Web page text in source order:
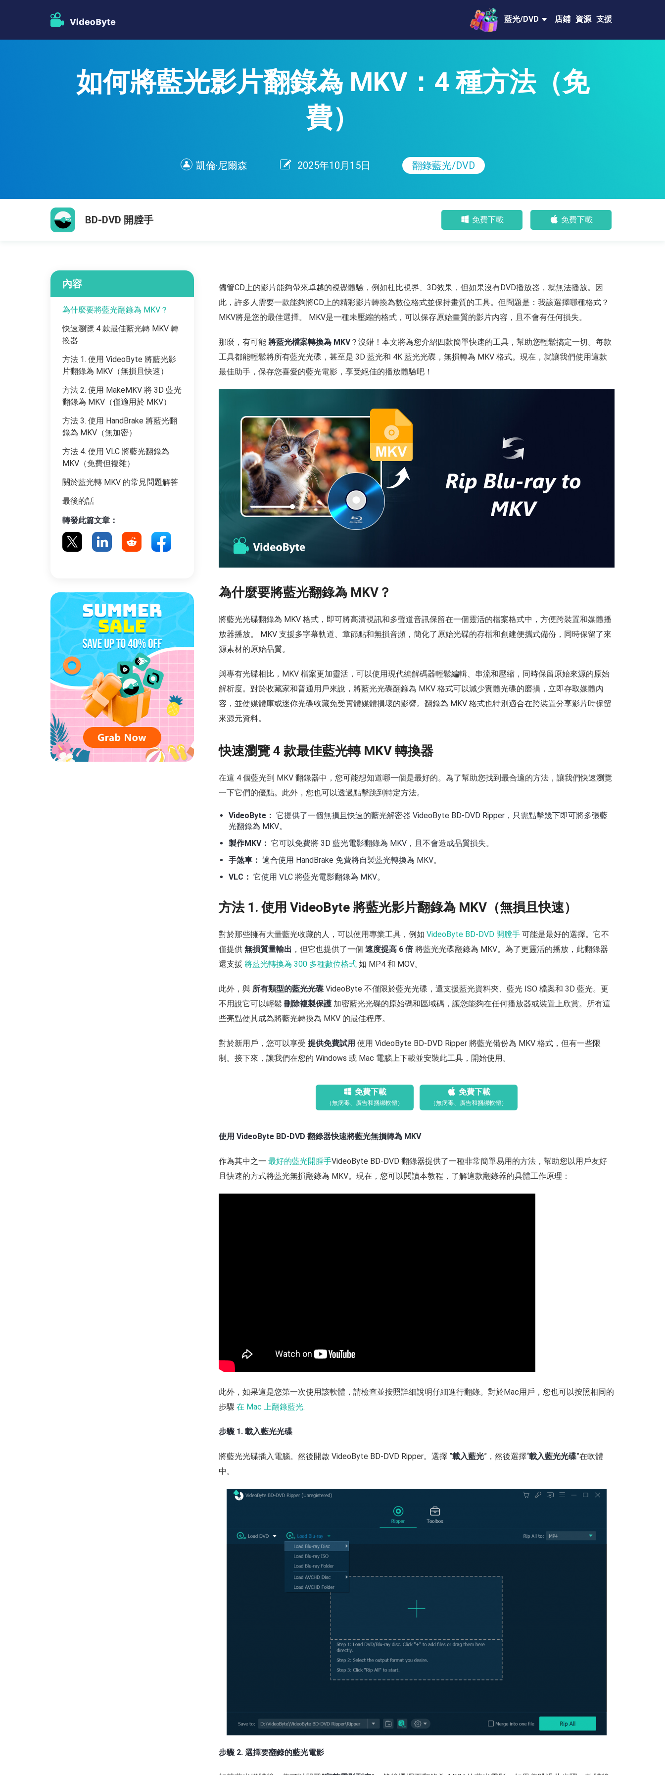
藍光/DVD 店鋪 資源 支援
如何將藍光影片翻錄為 MKV：4 種方法（免
費）
凱倫·尼爾森 2025年10月15日 翻錄藍光/DVD
BD-DVD 開膛手 免費下載 免費下載
內容
為什麼要將藍光翻錄為 MKV？
快速瀏覽 4 款最佳藍光轉 MKV 轉
換器
方法 1. 使用 VideoByte 將藍光影
片翻錄為 MKV（無損且快速）
方法 2. 使用 MakeMKV 將 3D 藍光
翻錄為 MKV（僅適用於 MKV）
方法 3. 使用 HandBrake 將藍光翻
錄為 MKV（無加密）
方法 4. 使用 VLC 將藍光翻錄為
MKV（免費但複雜）
關於藍光轉 MKV 的常見問題解答
最後的話
轉發此篇文章：
儘管CD上的影片能夠帶來卓越的視覺體驗，例如杜比視界、3D效果，但如果沒有DVD播放器，就無法播放。因
此，許多人需要一款能夠將CD上的精彩影片轉換為數位格式並保持畫質的工具。但問題是：我該選擇哪種格式？
MKV將是您的最佳選擇。 MKV是一種未壓縮的格式，可以保存原始畫質的影片內容，且不會有任何損失。
那麼，有可能 將藍光檔案轉換為 MKV？沒錯！本文將為您介紹四款簡單快速的工具，幫助您輕鬆搞定一切。每款
工具都能輕鬆將所有藍光光碟，甚至是 3D 藍光和 4K 藍光光碟，無損轉為 MKV 格式。現在，就讓我們使用這款
最佳助手，保存您喜愛的藍光電影，享受絕佳的播放體驗吧！
為什麼要將藍光翻錄為 MKV？
將藍光光碟翻錄為 MKV 格式，即可將高清視訊和多聲道音訊保留在一個靈活的檔案格式中，方便跨裝置和媒體播
放器播放。 MKV 支援多字幕軌道、章節點和無損音頻，簡化了原始光碟的存檔和創建便攜式備份，同時保留了來
源素材的原始品質。
與專有光碟相比，MKV 檔案更加靈活，可以使用現代編解碼器輕鬆編輯、串流和壓縮，同時保留原始來源的原始
解析度。對於收藏家和普通用戶來說，將藍光光碟翻錄為 MKV 格式可以減少實體光碟的磨損，立即存取媒體內
容，並使媒體庫或迷你光碟收藏免受實體媒體損壞的影響。翻錄為 MKV 格式也特別適合在跨裝置分享影片時保留
來源元資料。
快速瀏覽 4 款最佳藍光轉 MKV 轉換器
在這 4 個藍光到 MKV 翻錄器中，您可能想知道哪一個是最好的。為了幫助您找到最合適的方法，讓我們快速瀏覽
一下它們的優點。此外，您也可以透過點擊跳到特定方法。
VideoByte： 它提供了一個無損且快速的藍光解密器 VideoByte BD-DVD Ripper，只需點擊幾下即可將多張藍
光翻錄為 MKV。
製作MKV： 它可以免費將 3D 藍光電影翻錄為 MKV，且不會造成品質損失。
手煞車： 適合使用 HandBrake 免費將自製藍光轉換為 MKV。
VLC： 它使用 VLC 將藍光電影翻錄為 MKV。
方法 1. 使用 VideoByte 將藍光影片翻錄為 MKV（無損且快速）
對於那些擁有大量藍光收藏的人，可以使用專業工具，例如 VideoByte BD-DVD 開膛手 可能是最好的選擇。它不
僅提供 無損質量輸出 ，但它也提供了一個 速度提高 6 倍將藍光光碟翻錄為 MKV。為了更靈活的播放，此翻錄器
還支援 將藍光轉換為 300 多種數位格式 如 MP4 和 MOV。
此外，與 所有類型的藍光光碟 VideoByte 不僅限於藍光光碟，還支援藍光資料夾、藍光 ISO 檔案和 3D 藍光。更
不用說它可以輕鬆 刪除複製保護 加密藍光光碟的原始碼和區域碼，讓您能夠在任何播放器或裝置上欣賞。所有這
些亮點使其成為將藍光轉換為 MKV 的最佳程序。
對於新用戶，您可以享受 提供免費試用 使用 VideoByte BD-DVD Ripper 將藍光備份為 MKV 格式，但有一些限
制。接下來，讓我們在您的 Windows 或 Mac 電腦上下載並安裝此工具，開始使用。
免費下載
（無病毒、廣告和捆綁軟體）
免費下載
（無病毒、廣告和捆綁軟體）
使用 VideoByte BD-DVD 翻錄器快速將藍光無損轉為 MKV
作為其中之一 最好的藍光開膛手VideoByte BD-DVD 翻錄器提供了一種非常簡單易用的方法，幫助您以用戶友好
且快速的方式將藍光無損翻錄為 MKV。現在，您可以閱讀本教程，了解這款翻錄器的具體工作原理：
此外，如果這是您第一次使用該軟體，請檢查並按照詳細說明仔細進行翻錄。對於Mac用戶，您也可以按照相同的
步驟 在 Mac 上翻錄藍光.
步驟 1. 載入藍光光碟
將藍光光碟插入電腦。然後開啟 VideoByte BD-DVD Ripper。選擇 ”載入藍光”，然後選擇“載入藍光光碟”在軟體
中。
步驟 2. 選擇要翻錄的藍光電影